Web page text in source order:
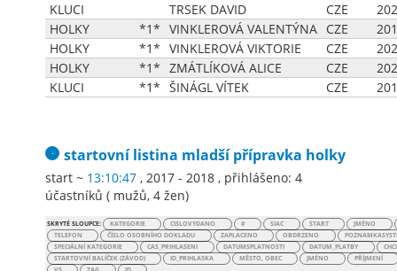
KLUCI
TRSEK DAVID CZE
HOLKY
*1* VINKLEROVÁ VALENTÝNA CZE
HOLKY
*1* VINKLEROVÁ VIKTORIE CZE
HOLKY
*1* ZMÁTLÍKOVÁ ALICE CZE
KLUCI
*1* ŠINÁGL VÍTEK CZE
startovní listina mladší přípravka holky
start ~ 13:10:47 , 2017 - 2018, přihlášeno: 4
účastníků (mužů, 4 žen)
SKRYTÉ SLOUPCE: KATEGORIE CISLOVYDANO # SIAC START
JMÉNO
TELEFON
ČÍSLO OSOBNÍHO DOKLADU ZAPLACENO OBDRZENO
SPECIÁLNÍ KATEGORIE
CAS_PRIHLASENI DATUMSPLATNOSTI DATUM_PLATBY
STARTOVNÍ BALÍČEK (ZÁVOD)
ID_PRIHLASKA MĚSTO, OBEC JMÉNO
PŘÍJMENÍ